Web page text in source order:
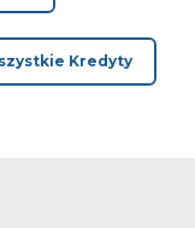
Kredyty